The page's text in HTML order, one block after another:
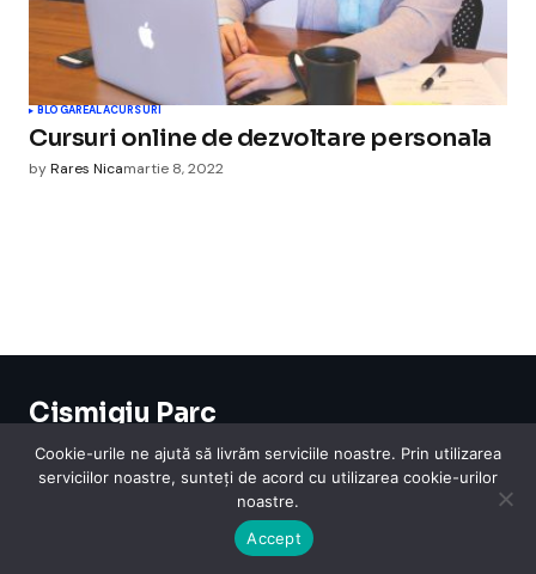
BLOGAREALACURSURI
Cursuri online de dezvoltare personala
byRares Nicamartie 8, 2022
Cismigiu Parc
InternetLegislatie MedicalModaSarbatoriTelefoaneContact
Cookie-urile ne ajută să livrăm serviciile noastre. Prin utilizarea
serviciilor noastre, sunteți de acord cu utilizarea cookie-urilor
noastre.
Accept